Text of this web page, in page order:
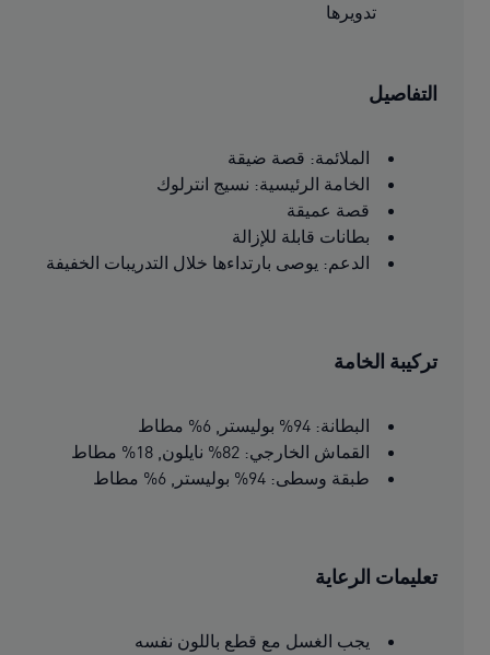
تدويرها
التفاصيل
الملائمة: قصة ضيقة
الخامة الرئيسية: نسيج انترلوك
قصة عميقة
بطانات قابلة للإزالة
الدعم: يوصى بارتداءها خلال التدريبات الخفيفة
تركيبة الخامة
البطانة: 94% بوليستر, 6% مطاط
القماش الخارجي: 82% نايلون, 18% مطاط
طبقة وسطى: 94% بوليستر, 6% مطاط
تعليمات الرعاية
يجب الغسل مع قطع باللون نفسه